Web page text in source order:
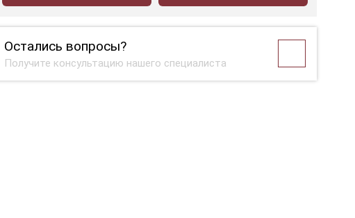
Остались вопросы?
Получите консультацию нашего специалиста